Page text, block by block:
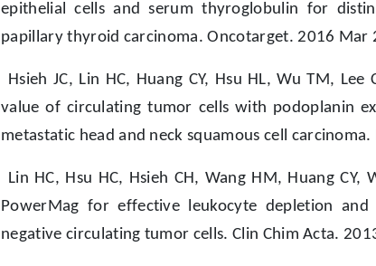
epithelial cells and serum thyroglobulin for
papillary thyroid carcinoma. Oncotarget. 2016 Mar
Hsieh JC, Lin HC, Huang CY, Hsu HL, Wu TM,
value of circulating tumor cells with podoplanin
metastatic head and neck squamous cell
Lin HC, Hsu HC, Hsieh CH, Wang HM, Huang CY,
PowerMag for effective leukocyte depletion
negative circulating tumor cells. Clin Chim Acta.